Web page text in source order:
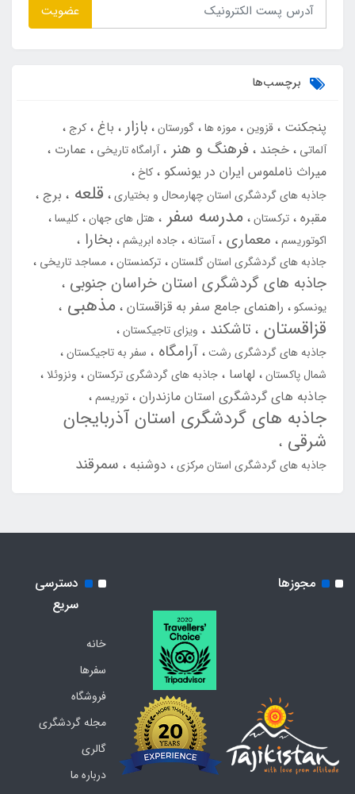
عضویت
برچسب‌ها
پنجکنت قزوین موزه ها گورستان بازار باغ
کرج
آلماتی
خجند فرهنگ و هنر آرامگاه تاریخی
عمارت
میراث ناملموس ایران در یونسکو
کاخ
جاذبه های گردشگری استان چهارمحال و بختیاری
قلعه
برج
مقبره
ترکستان مدرسه سفر هتل های جهان کلیسا
اکوتوریسم
معماری آستانه جاده ابریشم بخارا
جاذبه های گردشگری استان گلستان ترکمنستان مساجد تاریخی
جاذبه های گردشگری استان خراسان جنوبی
یونسکو راهنمای جامع سفر به قزاقستان مذهبی
قزاقستان تاشکند
ویزای تاجیکستان
جاذبه های گردشگری رشت آرامگاه
سفر به تاجیکستان
شمال پاکستان
لهاسا جاذبه های گردشگری ترکستان ونزوئلا
جاذبه های گردشگری استان مازندران توریسم
جاذبه های گردشگری استان آذربایجان
شرقی
جاذبه های گردشگری استان مرکزی دوشنبه سمرقند
مجوزها
دسترسی
سریع
خانه
سفرها
فروشگاه
مجله گردشگری
گالری
درباره ما